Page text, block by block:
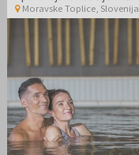
Moravske Toplice, Slovenija